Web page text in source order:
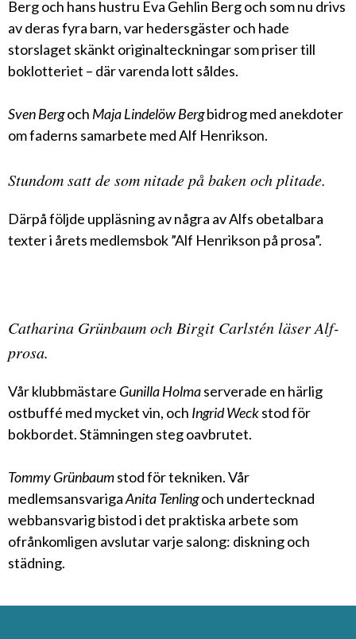
Berg och hans hustru Eva Gehlin Berg och som nu drivs
av deras fyra barn, var hedersgäster och hade
storslaget skänkt originalteckningar som priser till
boklotteriet – där varenda lott såldes.
Sven Bergoch Maja Lindelöw Bergbidrog med anekdoter
om faderns samarbete med Alf Henrikson.
Stundom satt de som nitade på baken och plitade.
Därpå följde uppläsning av några av Alfs obetalbara
texter i årets medlemsbok ”Alf Henrikson på prosa”.
Catharina Grünbaum och Birgit Carlstén läser Alf-
prosa.
Vår klubbmästare Gunilla Holmaserverade en härlig
ostbuffé med mycket vin, och Ingrid Weckstod för
bokbordet. Stämningen steg oavbrutet.
TommyGrünbaumstod för tekniken. Vår
medlemsansvarigaAnita Tenlingoch undertecknad
webbansvarig bistod i det praktiska arbete som
ofrånkomligen avslutar varje salong: diskning och
städning.